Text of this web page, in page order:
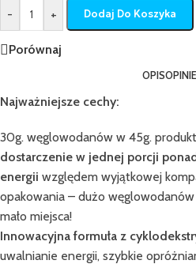
- + Dodaj Do Koszyka
Porównaj
OPIS
Najważniejsze cechy:
30g. węglowodanów w 45g.
dostarczenie w jednej porcji
energii względem wyjątkowej
opakowania – dużo
mało miejsca!
Innowacyjna formuła z
uwalnianie energii, szybkie